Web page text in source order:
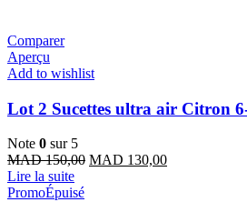
Comparer
Aperçu
Add to wishlist
Lot 2 Sucettes ultra air Citron
Note 0 sur 5
MAD150,00 Le
MAD 130,00Le
Lire la suite
PromoÉpuisé